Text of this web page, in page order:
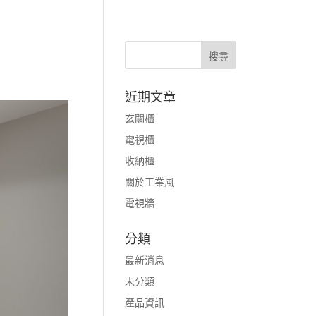
近期文章
玄關櫃
電視櫃
收納櫃
關於工業風
電視牆
分類
最新消息
未分類
產品資訊